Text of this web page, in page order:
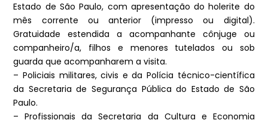
Estado de São Paulo, com apresentação do holerite do
mês corrente ou anterior (impresso ou digital).
Gratuidade estendida a acompanhante cônjuge ou
companheiro/a, filhos e menores tutelados ou sob
guarda que acompanharem a visita.
– Policiais militares, civis e da Polícia técnico-científica
da Secretaria de Segurança Pública do Estado de São
Paulo.
– Profissionais da Secretaria da Cultura e Economia